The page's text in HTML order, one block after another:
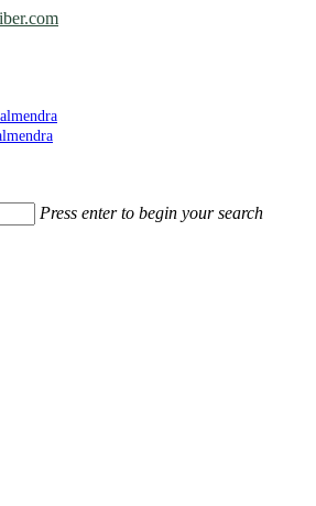
Press enter to begin your search